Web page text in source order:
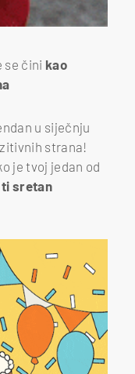
se čini kao
u siječnju
strana!
je tvoj jedan od
ti sretan